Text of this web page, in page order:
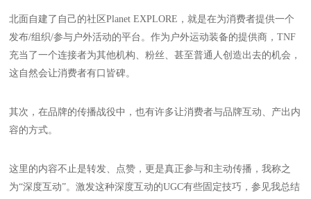
北面自建了自己的社区Planet EXPLORE，就是在为消费者提供一个
发布/组织/参与户外活动的平台。作为户外运动装备的提供商，TNF
充当了一个连接者为其他机构、粉丝、甚至普通人创造出去的机会，
这自然会让消费者有口皆碑。
其次，在品牌的传播战役中，也有许多让消费者与品牌互动、产出内
容的方式。
这里的内容不止是转发、点赞，更是真正参与和主动传播，我称之
为“深度互动”。激发这种深度互动的UGC有些固定技巧，参见我总结